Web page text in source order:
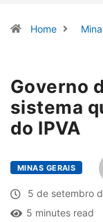
Home
Governo
sistema
do IPVA
MINAS GERAIS
5 de setembro
5 minutes read